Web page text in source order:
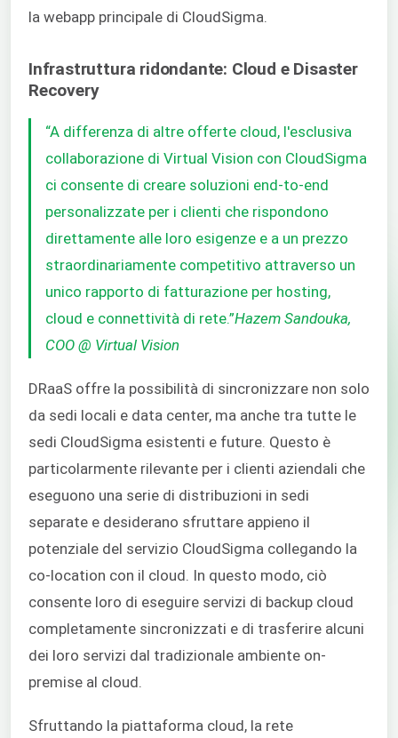
la webapp principale di CloudSigma.
Infrastruttura ridondante: Cloud e Disaster
Recovery
“A differenza di altre offerte cloud, l'esclusiva
collaborazione di Virtual Vision con CloudSigma
ci consente di creare soluzioni end-to-end
personalizzate per i clienti che rispondono
direttamente alle loro esigenze e a un prezzo
straordinariamente competitivo attraverso un
unico rapporto di fatturazione per hosting,
cloud e connettività di rete.”Hazem Sandouka,
COO @ Virtual Vision
DRaaS offre la possibilità di sincronizzare non solo
da sedi locali e data center, ma anche tra tutte le
sedi CloudSigma esistenti e future. Questo è
particolarmente rilevante per i clienti aziendali che
eseguono una serie di distribuzioni in sedi
separate e desiderano sfruttare appieno il
potenziale del servizio CloudSigma collegando la
co-location con il cloud. In questo modo, ciò
consente loro di eseguire servizi di backup cloud
completamente sincronizzati e di trasferire alcuni
dei loro servizi dal tradizionale ambiente on-
premise al cloud.
Sfruttando la piattaforma cloud, la rete